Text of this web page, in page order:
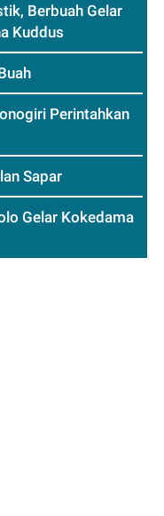
Berbuah Gelar
Kuddus
Perintahkan
Sapar
Gelar Kokedama